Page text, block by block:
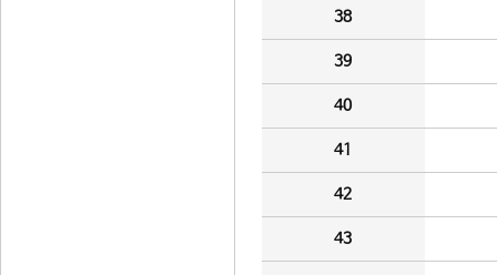
38
39
40
41
42
43